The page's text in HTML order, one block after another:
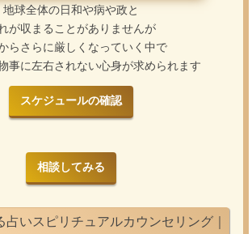
地球全体の日和や病や政と
が収まることがありませんが
らさらに厳しくなっていく中で
事に左右されない心身が求められます
スケジュールの確認
相談してみる
いスピリチュアルカウンセリング｜